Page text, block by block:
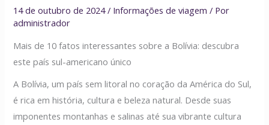
14 de outubro de 2024/ Informações de viagem / Por
administrador
Mais de 10 fatos interessantes sobre a Bolívia: descubra
este país sul-americano único
A Bolívia, um país sem litoral no coração da América do Sul,
é rica em história, cultura e beleza natural. Desde suas
imponentes montanhas e salinas até sua vibrante cultura